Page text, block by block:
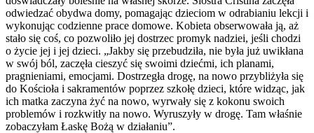
odwiedzać obydwa domy, pomagając dzieciom w odrabianiu lekcji i
wykonując codzienne prace domowe. Kobieta obserwowała ją, aż
stało się coś, co pozwoliło jej dostrzec promyk nadziei, jeśli chodzi
o życie jej i jej dzieci. „Jakby się przebudziła, nie była już uwikłana
w swój ból, zaczęła cieszyć się swoimi dziećmi, ich planami,
pragnieniami, emocjami. Dostrzegła drogę, na nowo przybliżyła się
do Kościoła i sakramentów poprzez szkołę dzieci, które widząc, jak
ich matka zaczyna żyć na nowo, wyrwały się z kokonu swoich
problemów i rozkwitły na nowo. Wyruszyły w drogę. Tam właśnie
zobaczyłam Łaskę Bożą w działaniu”.